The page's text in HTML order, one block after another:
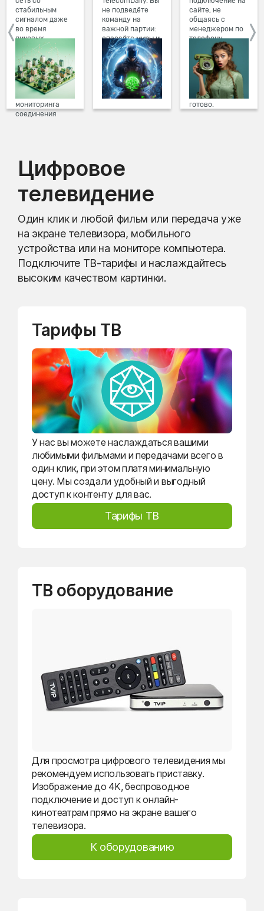
стабильным
сигналом даже
во время
пиковых
нагрузок в
вечернее время.
Мы постоянно
обновляем наше
оборудование в
домах, а система
мониторинга
соединения
не подведёте
команду на
важной партии:
спасайте миры и
побеждайте с
друзьями в
онлайн-играх.
сайте, не
общаясь с
менеджером по
телефону.
Просто в три
клика заполните
форму заявки на
сайте, выберите
дату и время
подключения,
готово.
Цифровое
телевидение
Один клик и любой фильм или передача уже
на экране телевизора, мобильного
устройства или на мониторе компьютера.
Подключите ТВ-тарифы и наслаждайтесь
высоким качеством картинки.
Тарифы ТВ
У нас вы можете наслаждаться вашими
любимыми фильмами и передачами всего в
один клик, при этом платя минимальную
цену. Мы создали удобный и выгодный
доступ к контенту для вас.
Тарифы ТВ
ТВ оборудование
Для просмотра цифрового телевидения мы
рекомендуем использовать приставку.
Изображение до 4K, беспроводное
подключение и доступ к онлайн-
кинотеатрам прямо на экране вашего
телевизора.
К оборудованию